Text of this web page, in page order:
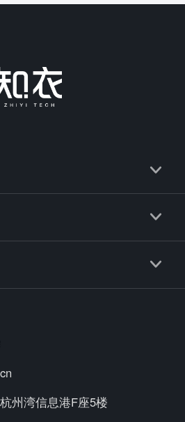
州湾信息港F座5楼